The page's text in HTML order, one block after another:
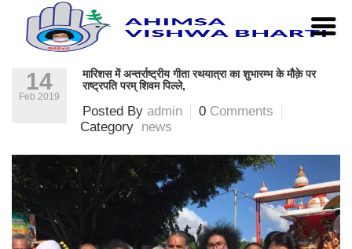
Home | news | मारिशस में अन्तर्राष्ट्रीय गीता रथयात्रा का शुभारम्भ
के मौक़े पर राष्ट्रपति परम् शिवम पिल्ले,
14
Feb 2019
मारिशस में अन्तर्राष्ट्रीय गीता रथयात्रा का शुभारम्भ के मौक़े पर
राष्ट्रपति परम् शिवम पिल्ले,
Posted By admin 0 Comments
Category news